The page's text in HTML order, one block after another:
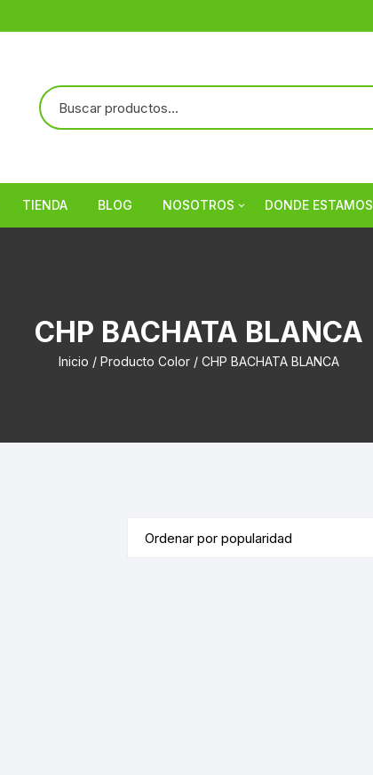
TIENDA BLOG NOSOTROS DONDE ESTAMOS
CHP BACHATA BLANCA
Inicio / Producto Color / CHP BACHATA BLANCA